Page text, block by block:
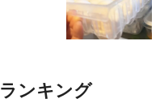
ンキング